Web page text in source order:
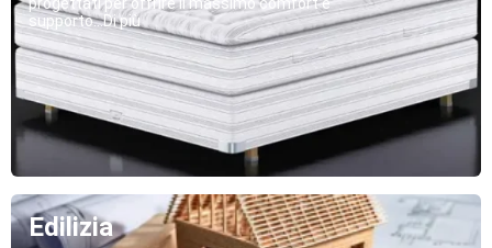
progettati per offrire il massimo comfort e
supporto...Di più
Edilizia